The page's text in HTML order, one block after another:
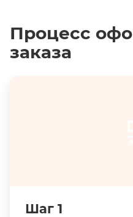
Процесс
заказа
Шаг 1